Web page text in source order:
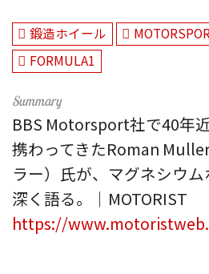
鍛造ホイール
FORMULA1
BBS Motorsport社で40年
携わってきたRoman
ラー）氏が、マグネシウ
深く語る。｜MOTORIST
https://